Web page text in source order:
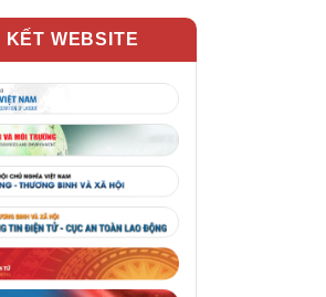
KẾT WEBSITE